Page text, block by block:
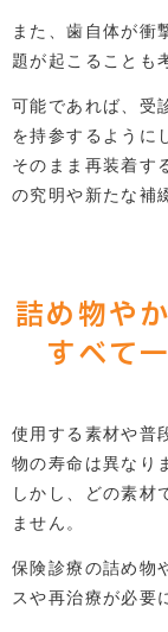
また、歯自体が衝
題が起こることも
可能であれば、受
を持参するように
そのまま再装着す
の究明や新たな補
詰め物や
すべて
使用する素材や普
物の寿命は異なり
しかし、どの素材
ません。
保険診療の詰め物
スや再治療が必要